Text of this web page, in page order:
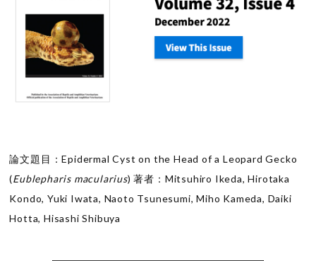
論文題目：Epidermal Cyst on the Head of a Leopard Gecko
(Eublepharis macularius) 著者：Mitsuhiro Ikeda, Hirotaka
Kondo, Yuki Iwata, Naoto Tsunesumi, Miho Kameda, Daiki
Hotta, Hisashi Shibuya